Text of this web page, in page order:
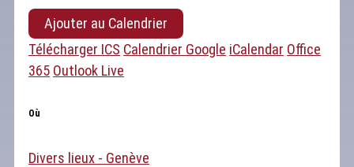
Ajouter au Calendrier
Télécharger ICS Calendrier Google iCalendar Office
365 Outlook Live
Où
Divers lieux - Genève